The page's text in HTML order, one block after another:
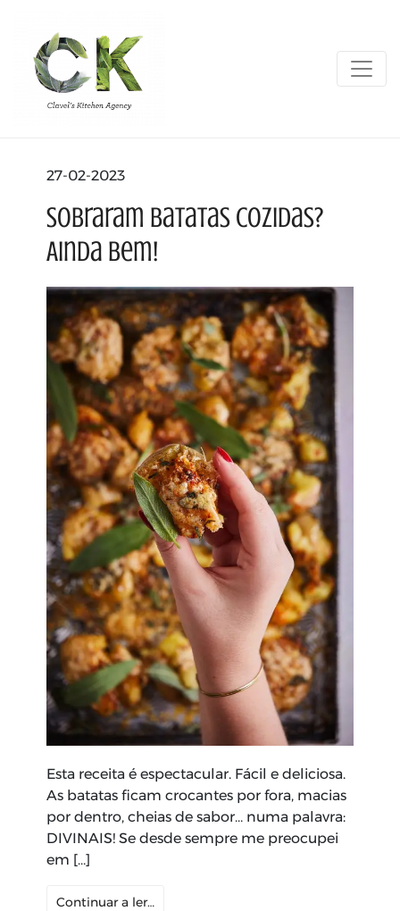
27-02-2023
Sobraram batatas cozidas?
Ainda bem!
Esta receita é espectacular. Fácil e deliciosa.
As batatas ficam crocantes por fora, macias
por dentro, cheias de sabor… numa palavra:
DIVINAIS! Se desde sempre me preocupei
em […]
Continuar a ler…